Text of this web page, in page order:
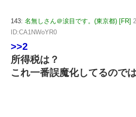
143: 名無しさん＠涙目です。(東京都) [FR]
ID:CA1NWoYR0
>>2
所得税は？
これ一番誤魔化してるので